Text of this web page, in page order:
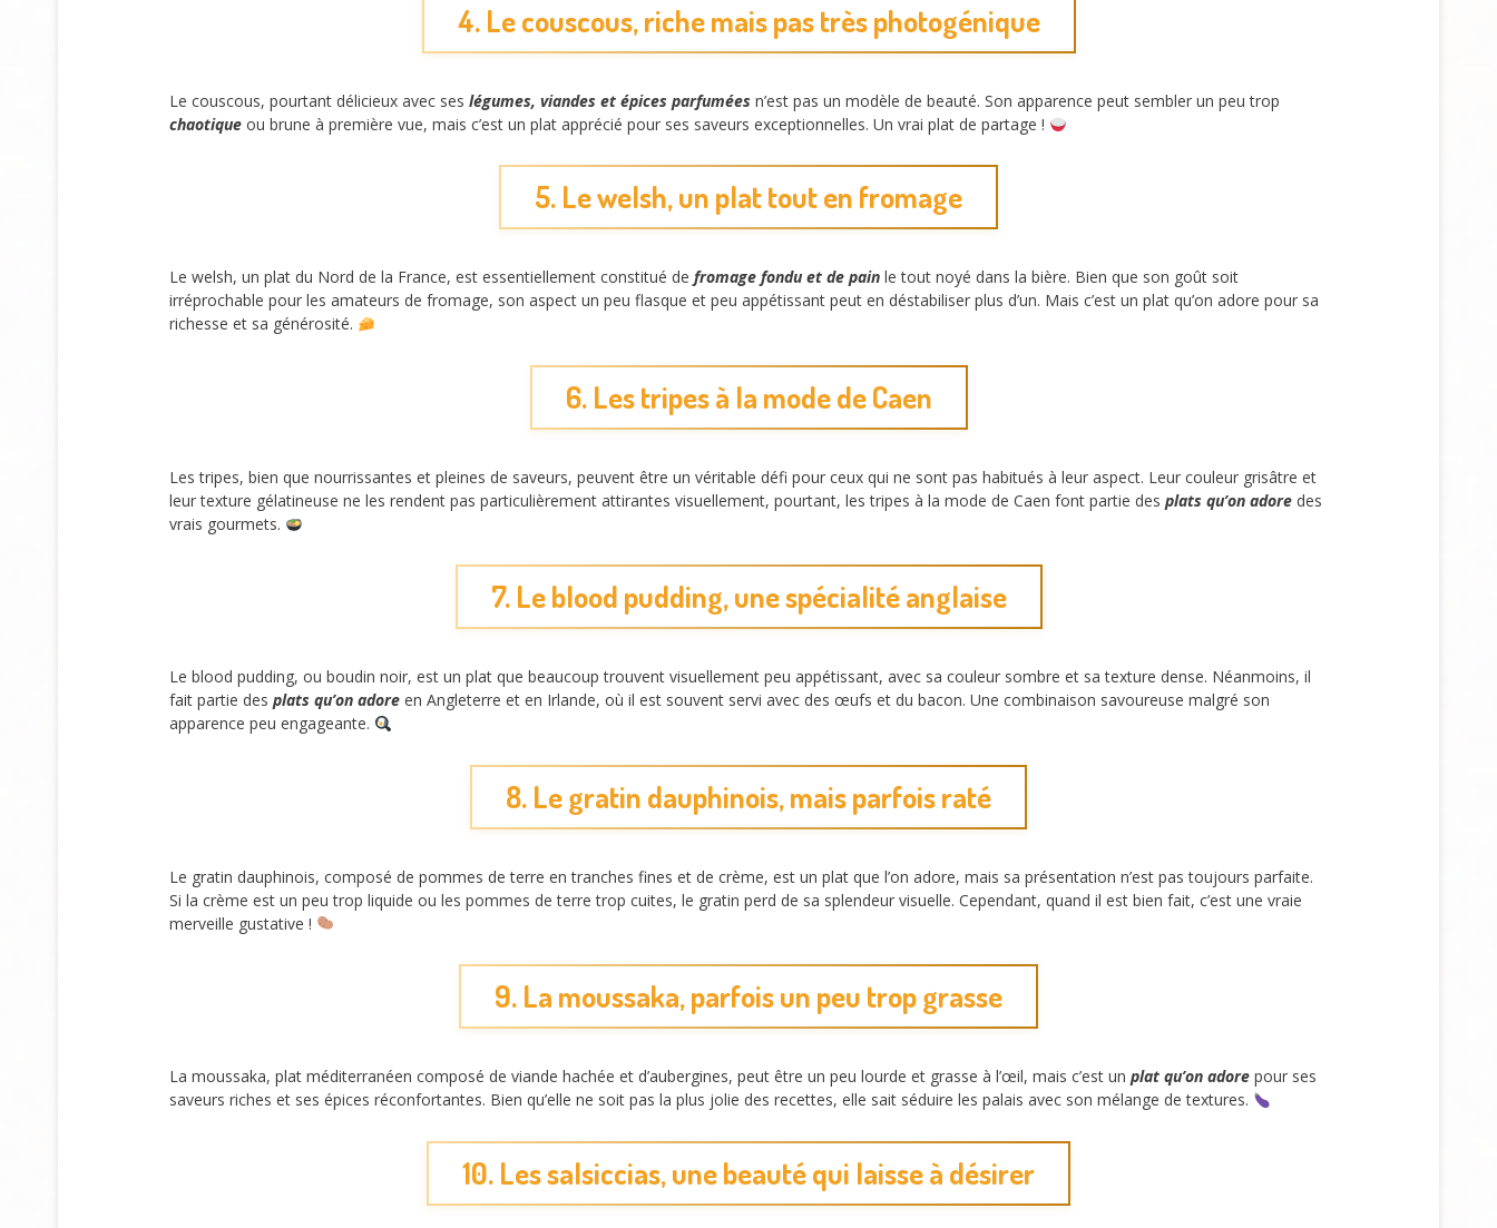
4. Le couscous, riche mais pas très photogénique
Le couscous, pourtant délicieux avec ses légumes, viandes et épices parfumées n’est pas un modèle de beauté. Son apparence peut sembler un peu trop
chaotique ou brune à première vue, mais c’est un plat apprécié pour ses saveurs exceptionnelles. Un vrai plat de partage !
5. Le welsh, un plat tout en fromage
Le welsh, un plat du Nord de la France, est essentiellement constitué de fromage fondu et de pain le tout noyé dans la bière. Bien que son goût soit
irréprochable pour les amateurs de fromage, son aspect un peu flasque et peu appétissant peut en déstabiliser plus d’un. Mais c’est un plat qu’on adore pour sa
richesse et sa générosité.
6. Les tripes à la mode de Caen
Les tripes, bien que nourrissantes et pleines de saveurs, peuvent être un véritable défi pour ceux qui ne sont pas habitués à leur aspect. Leur couleur grisâtre et
leur texture gélatineuse ne les rendent pas particulièrement attirantes visuellement, pourtant, les tripes à la mode de Caen font partie des plats qu’on adore des
vrais gourmets.
7. Le blood pudding, une spécialité anglaise
Le blood pudding, ou boudin noir, est un plat que beaucoup trouvent visuellement peu appétissant, avec sa couleur sombre et sa texture dense. Néanmoins, il
fait partie des plats qu’on adore en Angleterre et en Irlande, où il est souvent servi avec des œufs et du bacon. Une combinaison savoureuse malgré son
apparence peu engageante.
8. Le gratin dauphinois, mais parfois raté
Le gratin dauphinois, composé de pommes de terre en tranches fines et de crème, est un plat que l’on adore, mais sa présentation n’est pas toujours parfaite.
Si la crème est un peu trop liquide ou les pommes de terre trop cuites, le gratin perd de sa splendeur visuelle. Cependant, quand il est bien fait, c’est une vraie
merveille gustative !
9. La moussaka, parfois un peu trop grasse
La moussaka, plat méditerranéen composé de viande hachée et d’aubergines, peut être un peu lourde et grasse à l’œil, mais c’est un plat qu’on adore pour ses
saveurs riches et ses épices réconfortantes. Bien qu’elle ne soit pas la plus jolie des recettes, elle sait séduire les palais avec son mélange de textures.
10. Les salsiccias, une beauté qui laisse à désirer